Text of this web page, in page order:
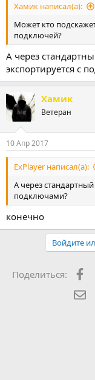
Хамик написал(а):
Может кто
подключей?
А через
экспортируется с
Хамик
Ветеран
10 Апр 2017
ExPlayer написал(а):
А через стандартный
подключами?
конечно
Войдите
Поделиться: